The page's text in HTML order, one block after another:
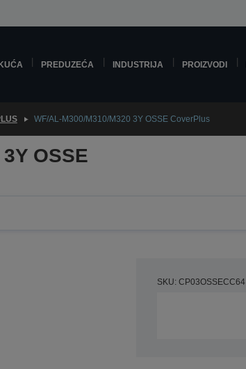
PREDUZEĆA INDUSTRIJA PROIZVODI
WF/AL-M300/M310/M320 3Y OSSE CoverPlus
OSSE
SKU: CP03OSSECC64